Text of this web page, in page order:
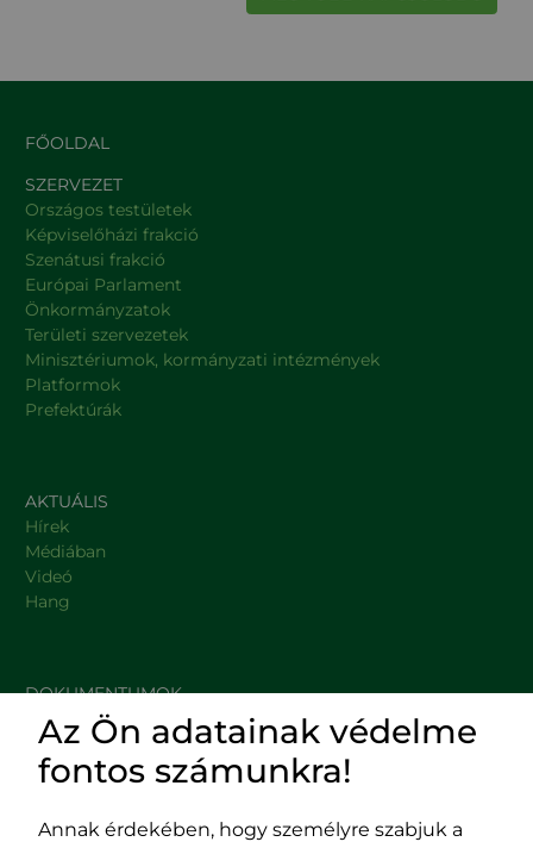
FŐOLDAL
SZERVEZET
Országos testületek
Képviselőházi frakció
Szenátusi frakció
Európai Parlament
Önkormányzatok
Területi szervezetek
Minisztériumok, kormányzati intézmények
Platformok
Prefektúrák
AKTUÁLIS
Hírek
Médiában
Videó
Hang
DOKUMENTUMOK
HASZNOS LINKEK
Az Ön adatainak védelme
fontos számunkra!
Annak érdekében, hogy személyre szabjuk a